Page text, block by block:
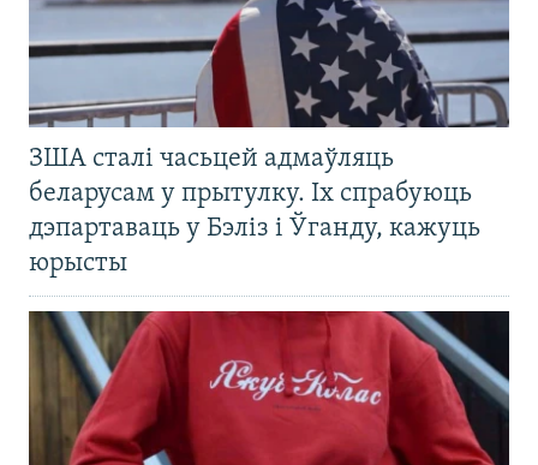
ЗША сталі часьцей адмаўляць
беларусам у прытулку. Іх спрабуюць
дэпартаваць у Бэліз і Ўганду, кажуць
юрысты